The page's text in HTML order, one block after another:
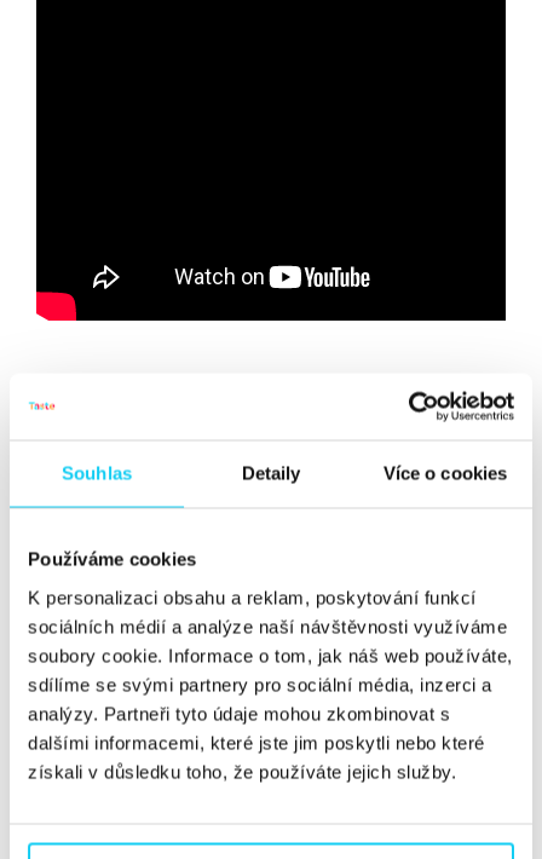
Souhlas Detaily Více o cookies
Používáme cookies
K personalizaci obsahu a reklam, poskytování funkcí
sociálních médií a analýze naší návštěvnosti využíváme
soubory cookie. Informace o tom, jak náš web používáte,
sdílíme se svými partnery pro sociální média, inzerci a
analýzy. Partneři tyto údaje mohou zkombinovat s
dalšími informacemi, které jste jim poskytli nebo které
získali v důsledku toho, že používáte jejich služby.
Sdílejte článek